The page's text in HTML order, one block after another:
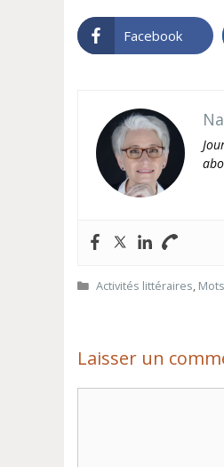
Facebook
Catégories
Activités littéraires,
Laisser un